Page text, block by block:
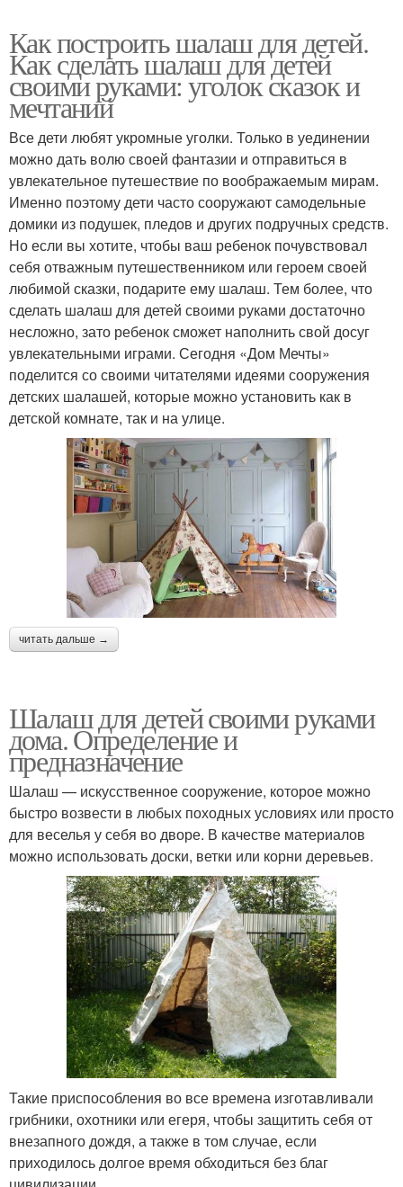
Как построить шалаш для детей.
Как сделать шалаш для детей
своими руками: уголок сказок и
мечтаний
Все дети любят укромные уголки. Только в уединении
можно дать волю своей фантазии и отправиться в
увлекательное путешествие по воображаемым мирам.
Именно поэтому дети часто сооружают самодельные
домики из подушек, пледов и других подручных средств.
Но если вы хотите, чтобы ваш ребенок почувствовал
себя отважным путешественником или героем своей
любимой сказки, подарите ему шалаш. Тем более, что
сделать шалаш для детей своими руками достаточно
несложно, зато ребенок сможет наполнить свой досуг
увлекательными играми. Сегодня «Дом Мечты»
поделится со своими читателями идеями сооружения
детских шалашей, которые можно установить как в
детской комнате, так и на улице.
читать дальше →
Шалаш для детей своими руками
дома. Определение и
предназначение
Шалаш — искусственное сооружение, которое можно
быстро возвести в любых походных условиях или просто
для веселья у себя во дворе. В качестве материалов
можно использовать доски, ветки или корни деревьев.
Такие приспособления во все времена изготавливали
грибники, охотники или егеря, чтобы защитить себя от
внезапного дождя, а также в том случае, если
приходилось долгое время обходиться без благ